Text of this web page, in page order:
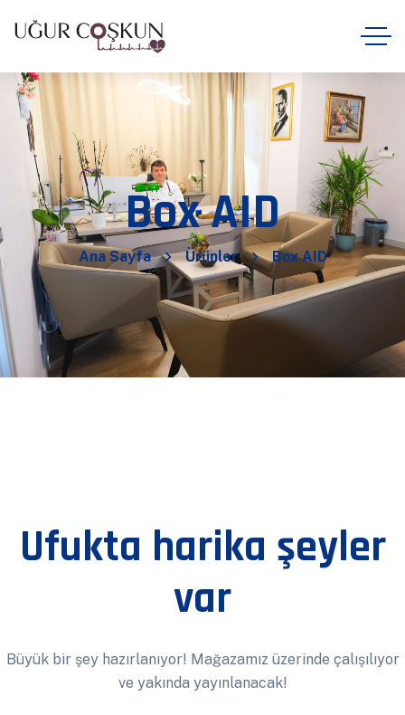
Box AID
Ana Sayfa Ürünler Box AID
Ufukta harika şeyler
var
Büyük bir şey hazırlanıyor! Mağazamız üzerinde çalışılıyor
ve yakında yayınlanacak!